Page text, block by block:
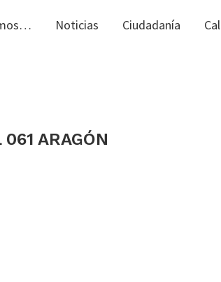
Noticias Ciudadanía
ARAGÓN